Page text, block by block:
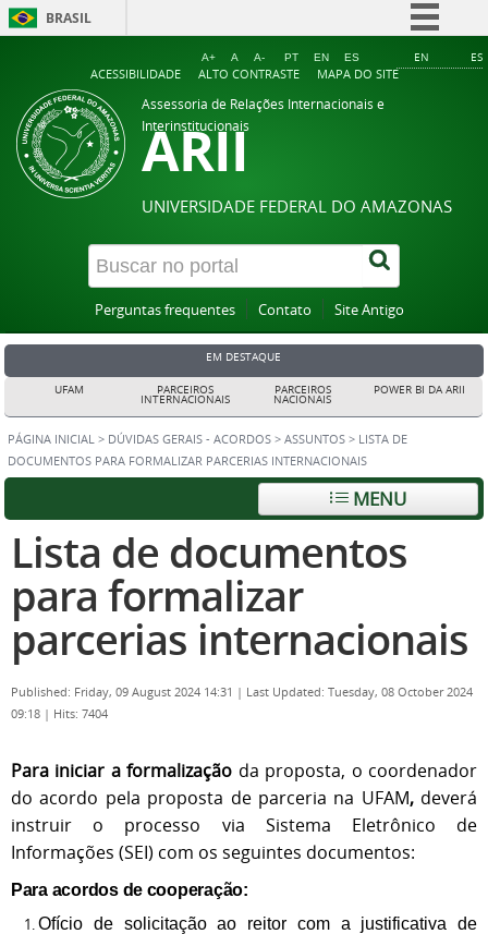
BRASIL
Simplifique!
EN ES
ACESSIBILIDADE ALTO CONTRASTE MAPA DO SITE
A+ A A- PT EN ES
Assessoria de Relações Internacionais e
Interinstitucionais
ARII
UNIVERSIDADE FEDERAL DO AMAZONAS
Perguntas frequentes Contato Site Antigo
EM DESTAQUE
UFAM PARCEIROS
INTERNACIONAIS
PARCEIROS
NACIONAIS
POWER BI DA ARII
PÁGINA INICIAL > DÚVIDAS GERAIS - ACORDOS > ASSUNTOS > LISTA DE
DOCUMENTOS PARA FORMALIZAR PARCERIAS INTERNACIONAIS
MENU
Lista de documentos
para formalizar
parcerias internacionais
Published: Friday, 09 August 2024 14:31 | Last Updated: Tuesday, 08 October 2024
09:18 | Hits: 7404
Para iniciar a formalização da proposta, o coordenador
do acordo pela proposta de parceria na UFAM,deverá
instruir o processo via Sistema Eletrônico de
Informações (SEI) com os seguintes documentos:
Para acordos de cooperação:
Ofício de solicitação ao reitor com a justificativa de